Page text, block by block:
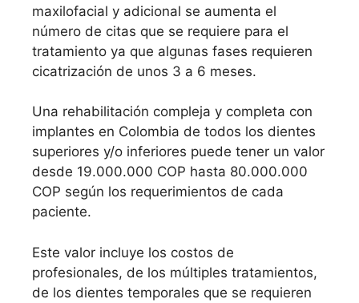
maxilofacial y adicional se aumenta el
número de citas que se requiere para el
tratamiento ya que algunas fases requieren
cicatrización de unos 3 a 6 meses.
Una rehabilitación compleja y completa con
implantes en Colombia de todos los dientes
superiores y/o inferiores puede tener un valor
desde 19.000.000 COP hasta 80.000.000
COP según los requerimientos de cada
paciente.
Este valor incluye los costos de
profesionales, de los múltiples tratamientos,
de los dientes temporales que se requieren